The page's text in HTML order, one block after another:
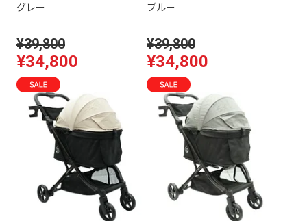
グレー
¥39,800
¥34,800
ブルー
¥39,800
¥34,800